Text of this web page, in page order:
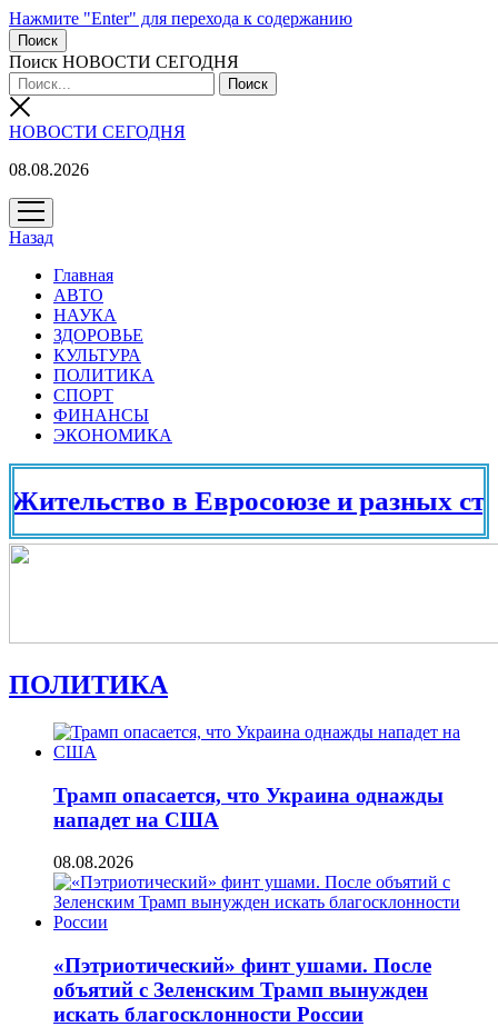
Нажмите "Enter" для перехода к содержанию
Поиск
Поиск НОВОСТИ СЕГОДНЯ
НОВОСТИ СЕГОДНЯ
08.08.2026
открыть
меню
Назад
Главная
АВТО
НАУКА
ЗДОРОВЬЕ
КУЛЬТУРА
ПОЛИТИКА
СПОРТ
ФИНАНСЫ
ЭКОНОМИКА
в Евросоюзе и разных странах
ПОЛИТИКА
Трамп опасается, что Украина однажды
нападет на США
08.08.2026
«Пэтриотический» финт ушами. После
объятий с Зеленским Трамп вынужден
искать благосклонности России